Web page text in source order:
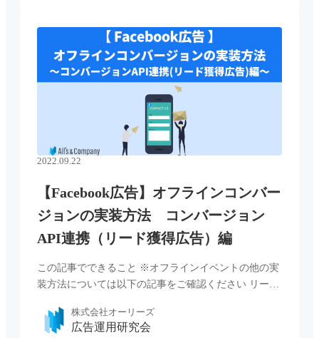
2022.09.22
【Facebook広告】オフラインコンバー
ジョンの実装方法 コンバージョン
API連携（リード獲得広告）編
この記事でできること ※オフラインイベントの他の実
装方法については以下の記事をご確認ください リード
めの広告フォーマットで、以下の画像のように、5つの
CVポイントを選択で […...
株式会社オーリーズ
広告運用研究会